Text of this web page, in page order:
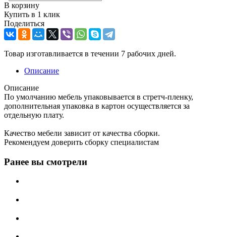
В корзину
Купить в 1 клик
Поделиться
Товар изготавливается в течении 7 рабочих дней.
Описание
Описание
По умолчанию мебель упаковывается в стретч-пленку,
дополнительная упаковка в картон осуществляется за
отдельную плату.
Качество мебели зависит от качества сборки.
Рекомендуем доверить сборку специалистам
Ранее вы смотрели